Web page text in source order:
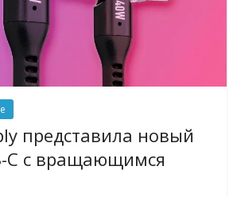
представила новый
C с вращающимся